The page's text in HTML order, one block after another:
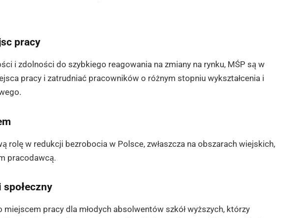
pracy
i zdolności do szybkiego reagowania na zmiany na rynku, MŚP są w
pracy i zatrudniać pracowników o różnym stopniu wykształcenia i
rolę w redukcji bezrobocia w Polsce, zwłaszcza na obszarach wiejskich,
pracodawcą.
społeczny
miejscem pracy dla młodych absolwentów szkół wyższych, którzy